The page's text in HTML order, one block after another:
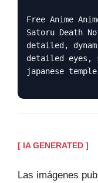
Free Anime
Satoru Death
detailed,
detailed eyes,
japanese temple
[ IA GENERATED ]
Las imágenes